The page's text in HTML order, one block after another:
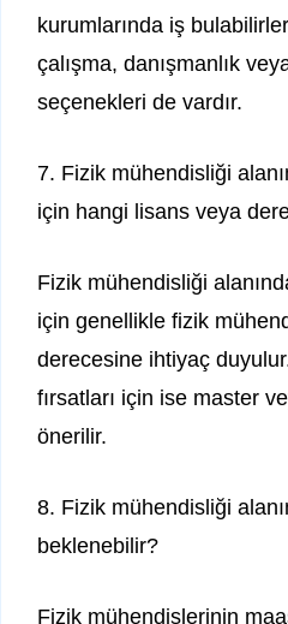
kurumlarında iş
çalışma, danışmanlık
seçenekleri de vardır.
7. Fizik mühendisliği
için hangi lisans veya
Fizik mühendisliği
için genellikle fizik
derecesine ihtiyaç
fırsatları için ise master
önerilir.
8. Fizik mühendisliği
beklenebilir?
Fizik mühendislerinin